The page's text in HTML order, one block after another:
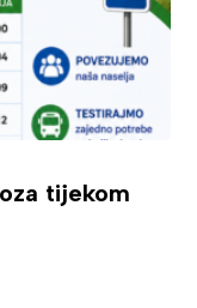
tijekom